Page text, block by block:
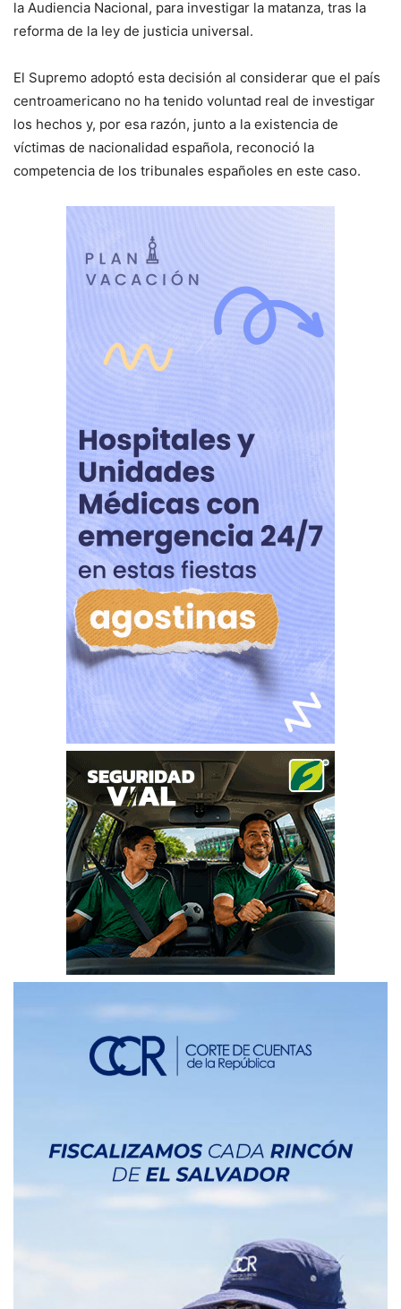
la Audiencia Nacional, para investigar la matanza, tras la
reforma de la ley de justicia universal.
El Supremo adoptó esta decisión al considerar que el país
centroamericano no ha tenido voluntad real de investigar
los hechos y, por esa razón, junto a la existencia de
víctimas de nacionalidad española, reconoció la
competencia de los tribunales españoles en este caso.